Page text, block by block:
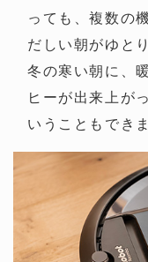
っても、複数の
だしい朝がゆと
冬の寒い朝に、
ヒーが出来上が
いうこともでき